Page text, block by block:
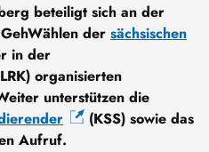
beteiligt sich an der
der sächsischen
in der
organisierten
unterstützen die
(KSS) sowie das
Aufruf.